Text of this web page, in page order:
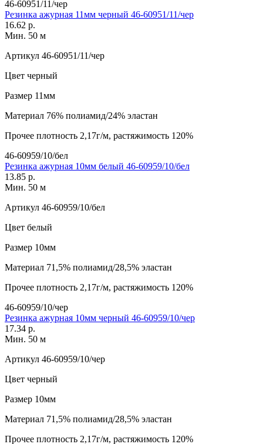
46-60951/11/чер
Резинка ажурная 11мм черный 46-60951/11/чер
16.62 р.
Мин. 50 м
Артикул 46-60951/11/чер
Цвет черный
Размер 11мм
Материал 76% полиамид/24% эластан
Прочее плотность 2,17г/м, растяжимость 120%
46-60959/10/бел
Резинка ажурная 10мм белый 46-60959/10/бел
13.85 р.
Мин. 50 м
Артикул 46-60959/10/бел
Цвет белый
Размер 10мм
Материал 71,5% полиамид/28,5% эластан
Прочее плотность 2,17г/м, растяжимость 120%
46-60959/10/чер
Резинка ажурная 10мм черный 46-60959/10/чер
17.34 р.
Мин. 50 м
Артикул 46-60959/10/чер
Цвет черный
Размер 10мм
Материал 71,5% полиамид/28,5% эластан
Прочее плотность 2,17г/м, растяжимость 120%